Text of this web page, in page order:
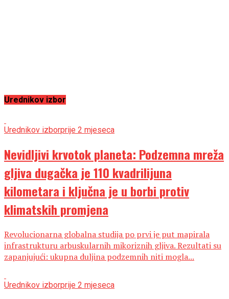
Urednikov izbor
Urednikov izborprije 2 mjeseca
Nevidljivi krvotok planeta: Podzemna mreža
gljiva dugačka je 110 kvadrilijuna
kilometara i ključna je u borbi protiv
klimatskih promjena
Revolucionarna globalna studija po prvi je put mapirala
infrastrukturu arbuskularnih mikoriznih gljiva. Rezultati su
zapanjujući: ukupna duljina podzemnih niti mogla...
Urednikov izborprije 2 mjeseca